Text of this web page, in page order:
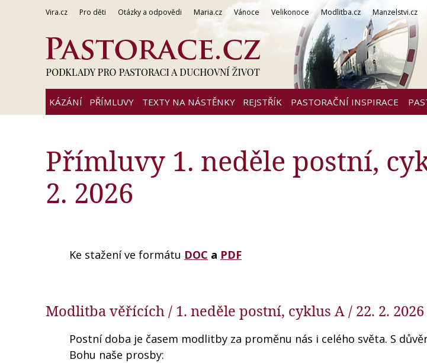
Vira.cz Pro děti Otázky a odpovědi Maria.cz Vánoce Velikonoce Modlitba.cz Manzelstvi.cz
KÁZÁNÍ PŘÍMLUVY TEXTY NA NÁSTĚNKY REJSTŘÍK PASTORAČNÍ INSPIRACE
Přímluvy 1. neděle postní,
2. 2026
Ke stažení ve formátu DOC a PDF
Modlitba věřících / 1. neděle postní, cyklus A / 22. 2. 2026
Postní doba je časem modlitby za proměnu nás i celého světa. S
Bohu naše prosby: